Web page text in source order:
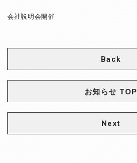
会社説明会開催
Back
お知らせ TOP
Next